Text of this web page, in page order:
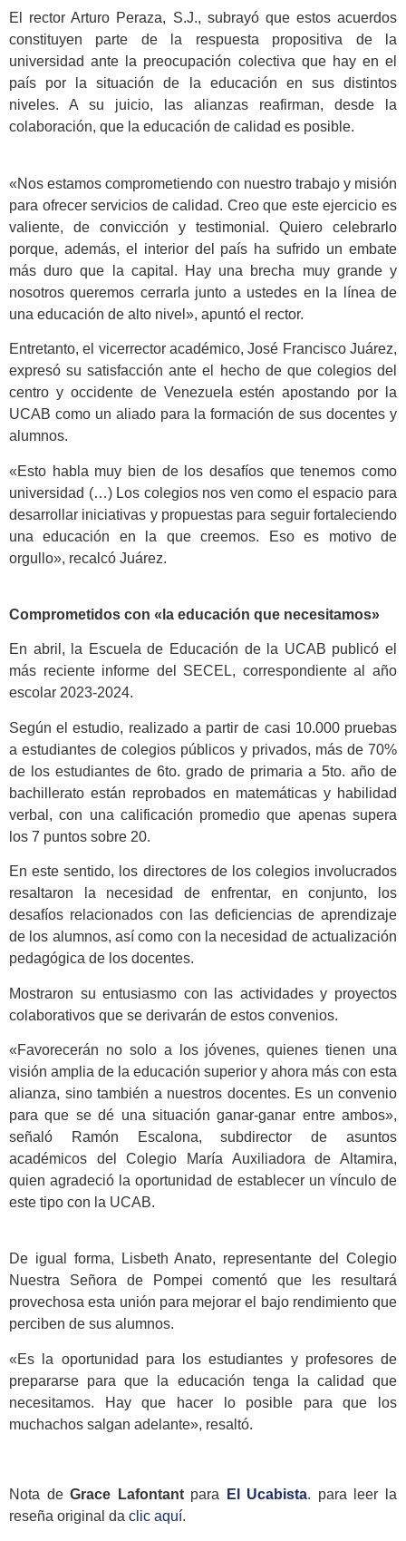
El rector Arturo Peraza, S.J., subrayó que estos acuerdos
constituyen parte de la respuesta propositiva de la
universidad ante la preocupación colectiva que hay en el
país por la situación de la educación en sus distintos
niveles. A su juicio, las alianzas reafirman, desde la
colaboración, que la educación de calidad es posible.
«Nos estamos comprometiendo con nuestro trabajo y misión
para ofrecer servicios de calidad. Creo que este ejercicio es
valiente, de convicción y testimonial. Quiero celebrarlo
porque, además, el interior del país ha sufrido un embate
más duro que la capital. Hay una brecha muy grande y
nosotros queremos cerrarla junto a ustedes en la línea de
una educación de alto nivel», apuntó el rector.
Entretanto, el vicerrector académico, José Francisco Juárez,
expresó su satisfacción ante el hecho de que colegios del
centro y occidente de Venezuela estén apostando por la
UCAB como un aliado para la formación de sus docentes y
alumnos.
«Esto habla muy bien de los desafíos que tenemos como
universidad (…) Los colegios nos ven como el espacio para
desarrollar iniciativas y propuestas para seguir fortaleciendo
una educación en la que creemos. Eso es motivo de
orgullo», recalcó Juárez.
Comprometidos con «la educación que necesitamos»
En abril, la Escuela de Educación de la UCAB publicó el
más reciente informe del SECEL, correspondiente al año
escolar 2023-2024.
Según el estudio, realizado a partir de casi 10.000 pruebas
a estudiantes de colegios públicos y privados, más de 70%
de los estudiantes de 6to. grado de primaria a 5to. año de
bachillerato están reprobados en matemáticas y habilidad
verbal, con una calificación promedio que apenas supera
los 7 puntos sobre 20.
En este sentido, los directores de los colegios involucrados
resaltaron la necesidad de enfrentar, en conjunto, los
desafíos relacionados con las deficiencias de aprendizaje
de los alumnos, así como con la necesidad de actualización
pedagógica de los docentes.
Mostraron su entusiasmo con las actividades y proyectos
colaborativos que se derivarán de estos convenios.
«Favorecerán no solo a los jóvenes, quienes tienen una
visión amplia de la educación superior y ahora más con esta
alianza, sino también a nuestros docentes. Es un convenio
para que se dé una situación ganar-ganar entre ambos»,
señaló Ramón Escalona, subdirector de asuntos
académicos del Colegio María Auxiliadora de Altamira,
quien agradeció la oportunidad de establecer un vínculo de
este tipo con la UCAB.
De igual forma, Lisbeth Anato, representante del Colegio
Nuestra Señora de Pompei comentó que les resultará
provechosa esta unión para mejorar el bajo rendimiento que
perciben de sus alumnos.
«Es la oportunidad para los estudiantes y profesores de
prepararse para que la educación tenga la calidad que
necesitamos. Hay que hacer lo posible para que los
muchachos salgan adelante», resaltó.
Nota deGrace Lafontantpara El Ucabista. para leer la
reseña original da clic aquí.